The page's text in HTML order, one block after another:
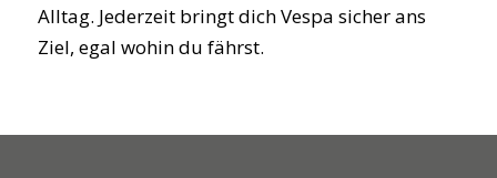
Alltag. Jederzeit bringt dich Vespa sicher ans
Ziel, egal wohin du fährst.